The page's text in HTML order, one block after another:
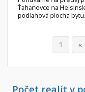
Ťahanovce na
podlahová plocha
1 «